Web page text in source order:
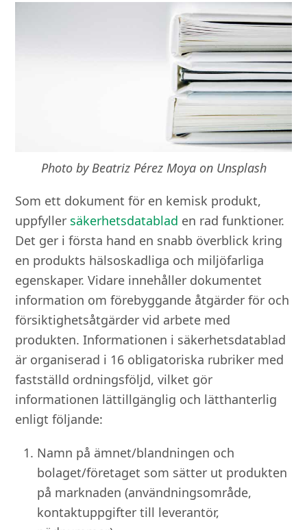
Photo by Beatriz Pérez Moya on Unsplash
Som ett dokument för en kemisk produkt,
uppfyller säkerhetsdatablad en rad funktioner.
Det ger i första hand en snabb överblick kring
en produkts hälsoskadliga och miljöfarliga
egenskaper. Vidare innehåller dokumentet
information om förebyggande åtgärder för och
försiktighetsåtgärder vid arbete med
produkten. Informationen i säkerhetsdatablad
är organiserad i 16 obligatoriska rubriker med
fastställd ordningsföljd, vilket gör
informationen lättillgänglig och lätthanterlig
enligt följande:
Namn på ämnet/blandningen och
bolaget/företaget som sätter ut produkten
på marknaden (användningsområde,
kontaktuppgifter till leverantör,